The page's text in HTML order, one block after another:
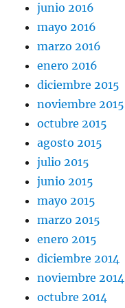
junio 2016
mayo 2016
marzo 2016
enero 2016
diciembre 2015
noviembre 2015
octubre 2015
agosto 2015
julio 2015
junio 2015
mayo 2015
marzo 2015
enero 2015
diciembre 2014
noviembre 2014
octubre 2014